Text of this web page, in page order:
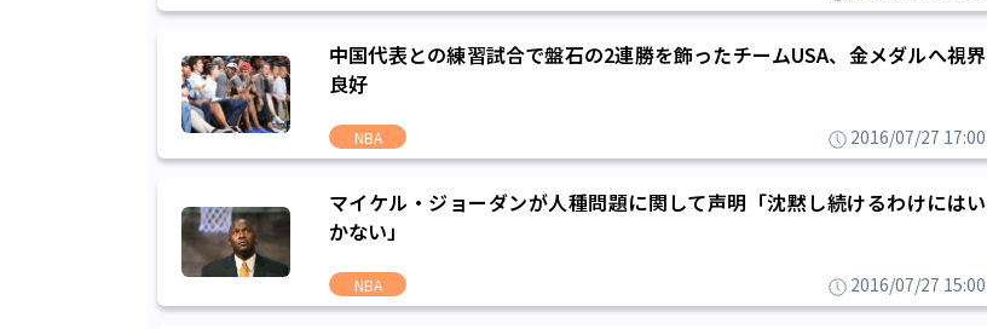
中国代表との練習試合で盤石の2連勝を飾ったチームUSA、金メダルへ視界
良好
NBA 2016/07/27 17:00
マイケル・ジョーダンが人種問題に関して声明「沈黙し続けるわけにはい
かない」
NBA 2016/07/27 15:00